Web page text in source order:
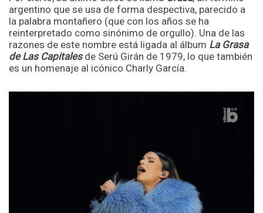
argentino que se usa de forma despectiva, parecido a
la palabra montañero (que con los años se ha
reinterpretado como sinónimo de orgullo). Una de las
razones de este nombre está ligada al álbum La Grasa
de Las Capitalesde Serú Girán de 1979, lo que también
es un homenaje al icónico Charly García.